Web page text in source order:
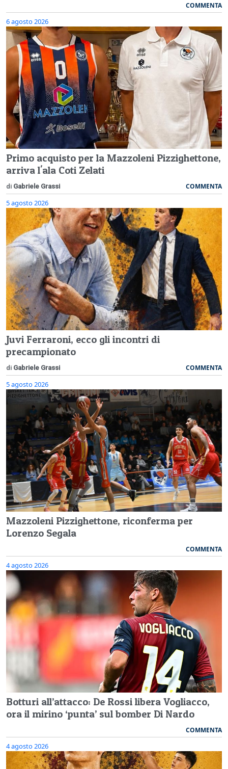
COMMENTA
6 agosto 2026
Primo acquisto per la Mazzoleni Pizzighettone,
arriva l'ala Coti Zelati
di Gabriele Grassi COMMENTA
5 agosto 2026
Juvi Ferraroni, ecco gli incontri di
precampionato
di Gabriele Grassi COMMENTA
5 agosto 2026
Mazzoleni Pizzighettone, riconferma per
Lorenzo Segala
COMMENTA
4 agosto 2026
Botturi all’attacco: De Rossi libera Vogliacco,
ora il mirino ‘punta’ sul bomber Di Nardo
COMMENTA
4 agosto 2026